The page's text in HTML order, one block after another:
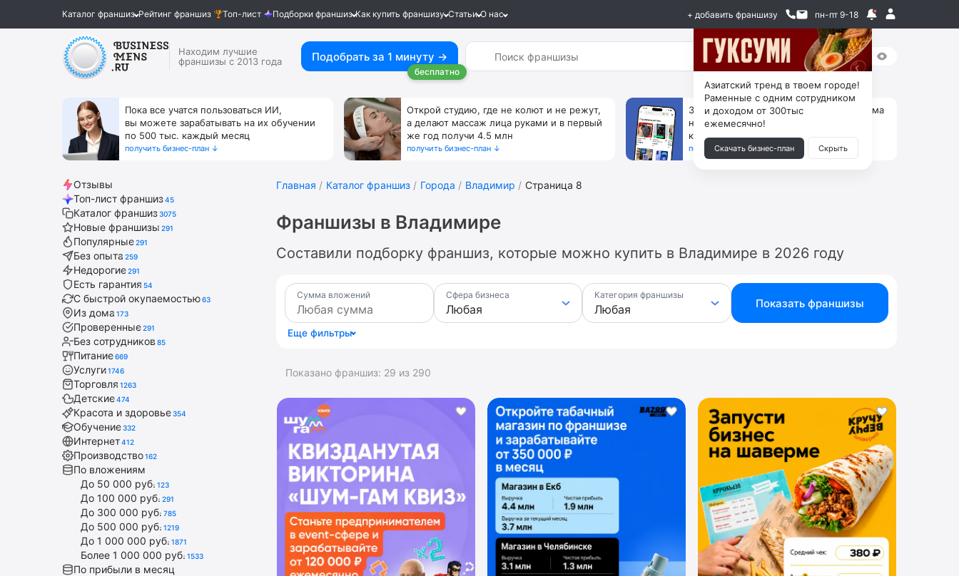
Каталог франшиз Рейтинг франшиз Топ-лист Подборки франшиз Как купить франшизу Статьи О нас + добавить франшизу пн-пт 9-18
Находим лучшие
франшизы с 2013 года
Подобрать за 1 минуту →
бесплатно
Пока все учатся пользоваться ИИ,
вы можете зарабатывать на их обучении
по 500 тыс. каждый месяц
получить бизнес-план ↓
Открой студию, где не колют и не режут,
а делают массаж лица руками и в первый
же год получи 4.5 млн
получить бизнес-план ↓
За 90 тыс. открой магазин на Авито, дома
ни коробок, ни товара, ни склада, зато
каждый месяц +125 тыс. чистыми
получить бизнес-план ↓
Отзывы
Топ-лист франшиз45
Каталог франшиз3075
Новые франшизы 291
Популярные291
Без опыта 259
Недорогие291
Есть гарантия 54
С быстрой окупаемостью63
Из дома 173
Проверенные291
Без сотрудников 85
Питание669
Услуги1746
Торговля 1263
Детские474
Красота и здоровье354
Обучение332
Интернет412
Производство162
По вложениям
До 50 000 руб. 123
До 100 000 руб. 291
До 300 000 руб. 785
До 500 000 руб. 1219
До 1 000 000 руб. 1871
Более 1 000 000 руб. 1533
По прибыли в месяц
Главная Каталог франшиз Города Владимир Страница 8
Франшизы в Владимире
Составили подборку франшиз, которые можно купить в Владимире в 2026 году
Сумма вложений Сфера бизнеса Категория франшизы
Показать франшизы
Еще фильтры
Показано франшиз: 29 из 290
Азиатский тренд в твоем городе!
Раменные с одним сотрудником
и доходом от 300тыс
ежемесячно!
Скачать бизнес-план Скрыть